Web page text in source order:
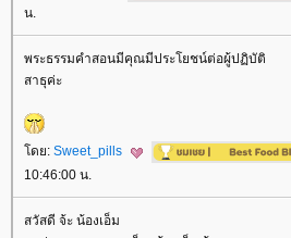
น.
พระธรรมคำสอนมีคุณมีประโยชน์ต่อผู้ปฏิบัติ
สาธุค่ะ
ดย: Sweet_pills
10:46:00 น.
สวัสดี จ้ะ น้องเอ็ม